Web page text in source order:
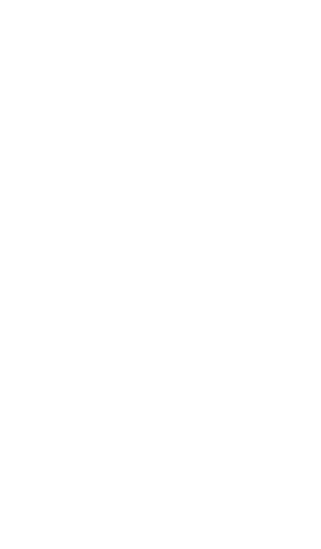
Commemorative Gold Coin,